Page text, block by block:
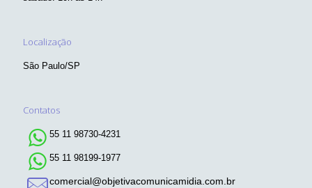
Localização
São Paulo/SP
Contatos
55 11 98730-4231
55 11 98199-1977
comercial@objetivacomunicamidia.com.br